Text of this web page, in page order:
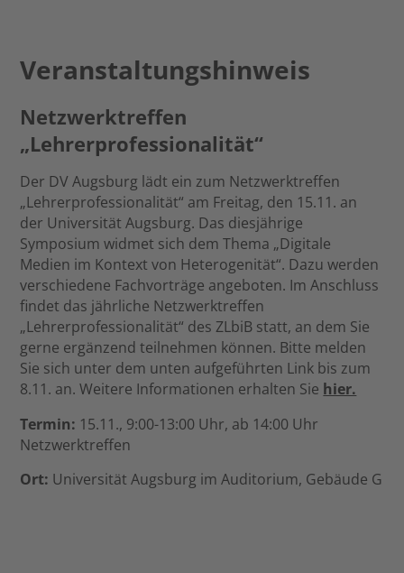
Veranstaltungshinweis
Netzwerktreffen
„Lehrerprofessionalität“
Der DV Augsburg lädt ein zum Netzwerktreffen
„Lehrerprofessionalität“ am Freitag, den 15.11. an
der Universität Augsburg. Das diesjährige
Symposium widmet sich dem Thema „Digitale
Medien im Kontext von Heterogenität“. Dazu werden
verschiedene Fachvorträge angeboten. Im Anschluss
findet das jährliche Netzwerktreffen
„Lehrerprofessionalität“ des ZLbiB statt, an dem Sie
gerne ergänzend teilnehmen können. Bitte melden
Sie sich unter dem unten aufgeführten Link bis zum
8.11. an. Weitere Informationen erhalten Sie hier.
Termin: 15.11., 9:00-13:00 Uhr, ab 14:00 Uhr
Netzwerktreffen
Ort: Universität Augsburg im Auditorium, Gebäude G